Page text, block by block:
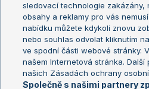
Aktualní trendy
Fotbalové přestupy
Livesport Daily
LS Prague Open
sledovací technologie zakázány,
obsahy a reklamy pro vás
nabídku můžete kdykoli znovu
nebo souhlas odvolat kliknutím
ve spodní části webové stránky.
našem Internetová stránka.
našich Zásadách ochrany
Společně s našimi partnery